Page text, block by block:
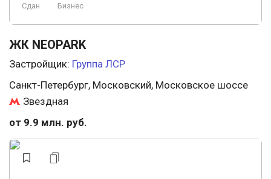
Сдан Бизнес
ЖК NEOPARK
Застройщик: Группа ЛСР
Санкт-Петербург, Московский, Московское шоссе
Звездная
от 9.9 млн. руб.